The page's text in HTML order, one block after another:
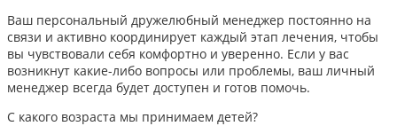
Ваш персональный дружелюбный менеджер постоянно на
связи и активно координирует каждый этап лечения, чтобы
вы чувствовали себя комфортно и уверенно. Если у вас
возникнут какие-либо вопросы или проблемы, ваш личный
менеджер всегда будет доступен и готов помочь.
С какого возраста мы принимаем детей?